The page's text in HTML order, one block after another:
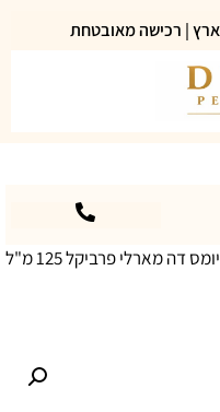
| רכישה מאובטחת
/ פרפיומס דה מארלי פרביקל 125 מ"ל